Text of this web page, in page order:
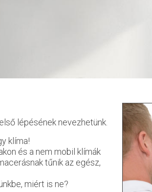
lépésének nevezhetünk.
klíma!
és a nem mobil klímák
tűnik az egész,
miért is ne?